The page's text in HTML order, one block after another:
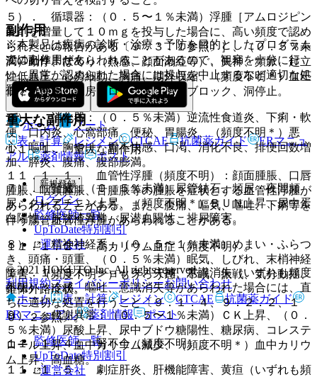
５）． 循環器：（０．５〜１％未満）浮腫［アムロジピン
製剤を増量して１０ｍｇを投与した場合に、高い頻度で認め
られたとの報告がある〔９．３．１参照〕］、（０．５％未
満）動悸、ほてり（熱感、顔面潮紅等）、失神、頻脈、起立
性低血圧、心房細動、胸痛、期外収縮、（頻度不明＊）血圧
低下、徐脈、洞房ブロック又は房室ブロック、洞停止。
６）． 消化器：（０．５％未満）逆流性食道炎、下痢・軟
便、口内炎、心窩部痛、便秘、胃腸炎、（頻度不明＊）悪
心、嘔吐、胸やけ、胃不快感、口渇、消化不良、排便回数増
加、膵炎、腹痛、腹部膨満。
７）． 腎臓：（０．５％未満）尿管結石、頻尿・夜間頻
尿、クレアチニン上昇、（頻度不明＊）ＢＵＮ上昇、尿中蛋
白陽性、尿沈渣異常、尿潜血陽性、排尿障害。
８）． 精神神経系：（０．５〜１％未満）めまい・ふらつ
き、頭痛・頭重、（０．５％未満）眠気、しびれ、末梢神経
障害、（頻度不明＊）もうろう感、不眠、振戦、気分動揺、
錐体外路症状。
９）． 代謝異常：（０．５〜１％未満）ＣＫ上昇、（０．
５％未満）尿酸上昇、尿中ブドウ糖陽性、糖尿病、コレステ
ロール上昇、血中カリウム減少、（頻度不明＊）血中カリウ
ム上昇、高血糖。
副作用
次の副作用があらわれることがあるので、観察を十分に行
い、異常が認められた場合には投与を中止するなど適切な処
置を行うこと。
重大な副作用
１１．１． 重大な副作用
１１．１．１． 血管性浮腫（頻度不明）：顔面腫脹、口唇
腫脹、咽頭腫脹、舌腫脹等の腫脹を症状とする血管性浮腫が
あらわれることがある。また、腹痛、嘔気、嘔吐、下痢等を
伴う腸管血管性浮腫があらわれることがある。
１１．１．２． 高カリウム血症（頻度不明）。
１１．１．３． ショック、失神、意識消失（いずれも頻度
不明）：冷感、嘔吐、意識消失等があらわれた場合には、直
ちに適切な処置を行うこと〔９．１．４、９．２．２、１
０．２参照〕。
１１．１．４． 腎不全（頻度不明）。
１１．１．５． 劇症肝炎、肝機能障害、黄疸（いずれも頻
※本製品は疾病の診断・治療・予防を目的としたプログラム
ではありません。
ホーム
ノート
表・計算
レジメン CTCAE 抗菌薬ガイド
ERマニュ
アル
薬剤情報 ポスト
新規登録
ログイン
監修医師一覧
UpToDate特別割引
運営会社
© 2021 HOKUTO Inc. All rights reserved.
利用規約プライバシーポリシーお問い合わせ
ホーム
表・計算 レジメン CTCAE
抗菌薬ガイド
ERマニュアル
薬剤情報 ポスト
監修医師一覧
UpToDate特別割引
運営会社